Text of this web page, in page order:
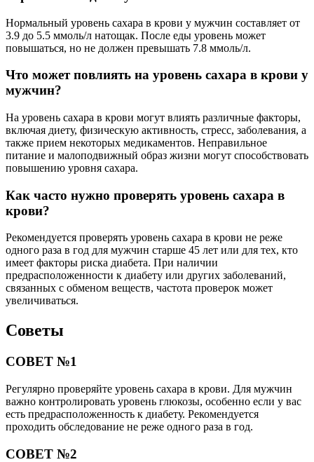
Нормальный уровень сахара в крови у мужчин составляет от
3.9 до 5.5 ммоль/л натощак. После еды уровень может
повышаться, но не должен превышать 7.8 ммоль/л.
Что может повлиять на уровень сахара в крови у
мужчин?
На уровень сахара в крови могут влиять различные факторы,
включая диету, физическую активность, стресс, заболевания, а
также прием некоторых медикаментов. Неправильное
питание и малоподвижный образ жизни могут способствовать
повышению уровня сахара.
Как часто нужно проверять уровень сахара в
крови?
Рекомендуется проверять уровень сахара в крови не реже
одного раза в год для мужчин старше 45 лет или для тех, кто
имеет факторы риска диабета. При наличии
предрасположенности к диабету или других заболеваний,
связанных с обменом веществ, частота проверок может
увеличиваться.
Советы
СОВЕТ №1
Регулярно проверяйте уровень сахара в крови. Для мужчин
важно контролировать уровень глюкозы, особенно если у вас
есть предрасположенность к диабету. Рекомендуется
проходить обследование не реже одного раза в год.
СОВЕТ №2